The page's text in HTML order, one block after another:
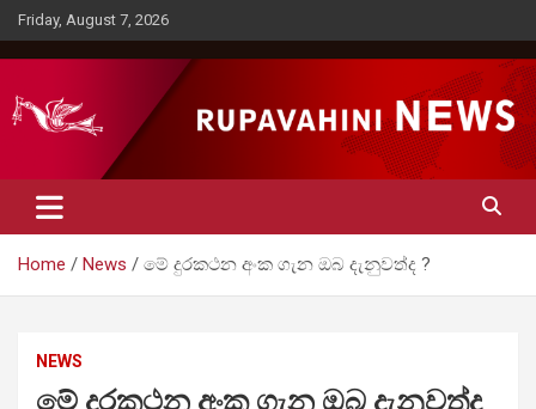
Skip
to
content
Friday, August 7, 2026
Rupavahini News
Home News මේ දුරකථන අංක ගැන ඔබ දැනුවත්ද ?
NEWS
මේ දුරකථන අංක ගැන ඔබ දැනුවත්ද